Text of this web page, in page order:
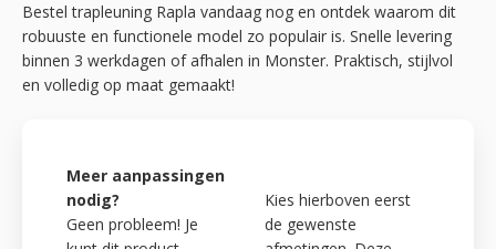
Bestel trapleuning Rapla vandaag nog en ontdek waarom dit
robuuste en functionele model zo populair is. Snelle levering
binnen 3 werkdagen of afhalen in Monster. Praktisch, stijlvol
en volledig op maat gemaakt!
Meer aanpassingen
nodig?
Geen probleem! Je
Kies hierboven eerst
de gewenste